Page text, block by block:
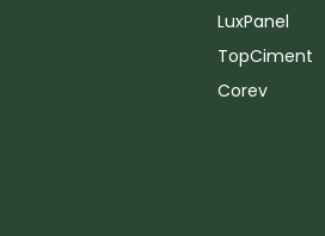
LuxPanel
TopCiment
Corev